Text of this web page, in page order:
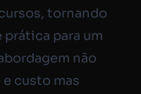
tornando
para um
não
custo mas